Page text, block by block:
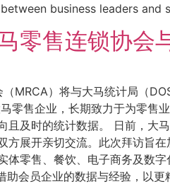
business leaders
零售连锁协会
MRCA）将与大马统计局（
零售企业，长期致力于为零售
及时的统计数据。 日前，大
展开亲切交流。此次拜访旨
零售、餐饮、电子商务及数
会员企业的数据与经验，以